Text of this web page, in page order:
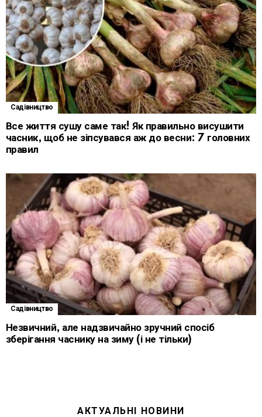
Садівництво
Все життя сушу саме так! Як правильно висушити
часник, щоб не зіпсувався аж до весни: 7 головних
правил
Садівництво
Незвичний, але надзвичайно зручний спосіб
зберігання часнику на зиму (і не тільки)
АКТУАЛЬНІ НОВИНИ